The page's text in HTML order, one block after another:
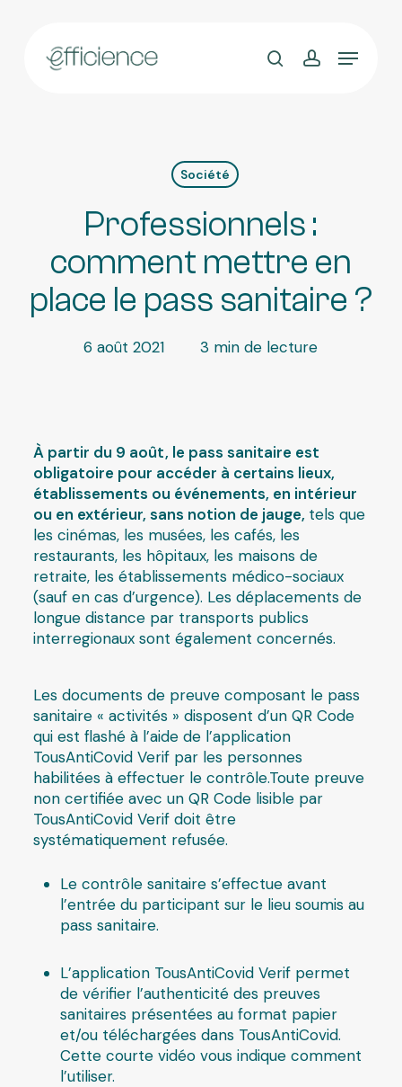
content
Société
Professionnels :
comment mettre en
place le pass sanitaire ?
6 août 2021 3 min de lecture
À partir du 9 août, le pass sanitaire est
obligatoire pour accéder à certains lieux,
établissements ou événements, en intérieur
ou en extérieur, sans notion de jauge, tels que
les cinémas, les musées, les cafés, les
restaurants, les hôpitaux, les maisons de
retraite, les établissements médico-sociaux
(sauf en cas d’urgence). Les déplacements de
longue distance par transports publics
interregionaux sont également concernés.
Les documents de preuve composant le pass
sanitaire « activités » disposent d’un QR Code
qui est flashé à l’aide de l’application
TousAntiCovid Verif par les personnes
habilitées à effectuer le contrôle.Toute preuve
non certifiée avec un QR Code lisible par
TousAntiCovid Verif doit être
systématiquement refusée.
Le contrôle sanitaire s’effectue avant
l’entrée du participant sur le lieu soumis au
pass sanitaire.
L’application TousAntiCovid Verif permet
de vérifier l’authenticité des preuves
sanitaires présentées au format papier
et/ou téléchargées dans TousAntiCovid.
Cette courte vidéo vous indique comment
l’utiliser.